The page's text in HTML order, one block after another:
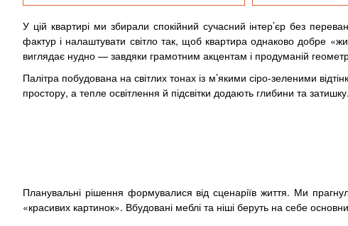
У цій квартирі ми збирали спокійний сучасний інтер’єр без
фактур і налаштувати світло так, щоб квартира однаково добре
виглядає нудно — завдяки грамотним акцентам і продуманій
Палітра побудована на світлих тонах із м’якими сіро-зеленими
простору, а тепле освітлення й підсвітки додають глибини та затишку.
Планувальні рішення формувалися від сценаріїв життя. Ми
«красивих картинок». Вбудовані меблі та ніші беруть на себе